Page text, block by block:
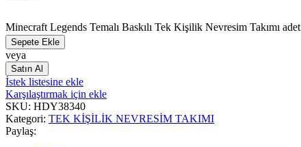
Minecraft Legends Temalı Baskılı Tek Kişilik Nevresim Takımı adet
Sepete Ekle
veya
Satın Al
İstek listesine ekle
Karşılaştırmak için ekle
SKU: HDY38340
Kategori: TEK KİŞİLİK NEVRESİM TAKIMI
Paylaş: